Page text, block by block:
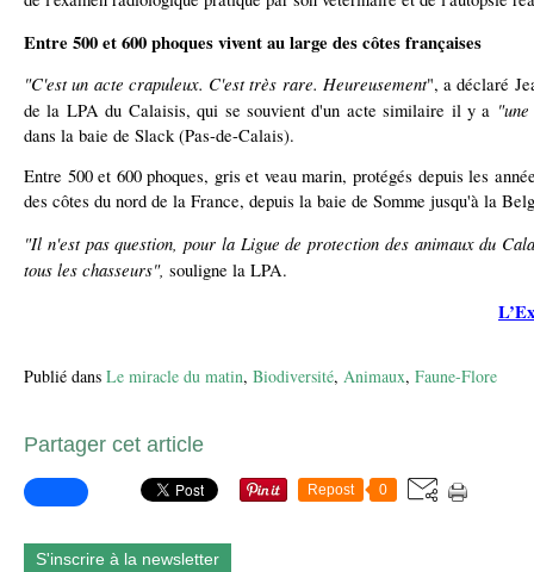
Entre 500 et 600 phoques vivent au large des côtes françaises
"C'est un acte crapuleux. C'est très rare. Heureusement", a déclaré
de la LPA du Calaisis, qui se souvient d'un acte similaire il y a
dans la baie de Slack (Pas-de-Calais).
Entre 500 et 600 phoques, gris et veau marin, protégés depuis les
des côtes du nord de la France, depuis la baie de Somme jusqu'à la
"Il n'est pas question, pour la Ligue de protection des animaux du
tous les chasseurs", souligne la LPA.
Publié dans Le miracle du matin, Biodiversité, Animaux, Faune-Flore
Partager cet article
Repost 0
S'inscrire à la newsletter